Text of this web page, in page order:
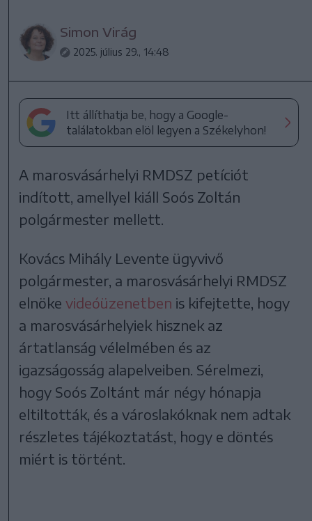
Simon Virág
2025. július 29., 14:48
Itt állíthatja be, hogy a Google-
találatokban elöl legyen a Székelyhon!
A marosvásárhelyi RMDSZ petíciót
indított, amellyel kiáll Soós Zoltán
polgármester mellett.
Kovács Mihály Levente ügyvivő
polgármester, a marosvásárhelyi RMDSZ
elnökevideóüzenetben is kifejtette, hogy
a marosvásárhelyiek hisznek az
ártatlanság vélelmében és az
igazságosság alapelveiben. Sérelmezi,
hogy Soós Zoltánt már négy hónapja
eltiltották, és a városlakóknak nem adtak
részletes tájékoztatást, hogy e döntés
miért is történt.